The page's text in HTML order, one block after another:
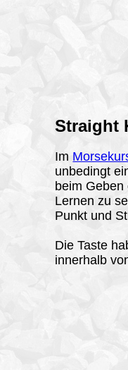
Straight
Im
unbedingt
beim
Lernen zu
Punkt und
Die Taste
innerhalb